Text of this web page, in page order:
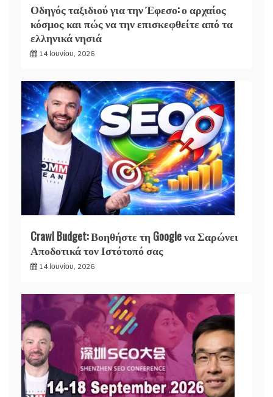
Οδηγός ταξιδιού για την Έφεσο: ο αρχαίος
κόσμος και πώς να την επισκεφθείτε από τα
ελληνικά νησιά
14 Ιουνίου, 2026
Crawl Budget: Βοηθήστε τη Google να Σαρώνει
Αποδοτικά τον Ιστότοπό σας
14 Ιουνίου, 2026